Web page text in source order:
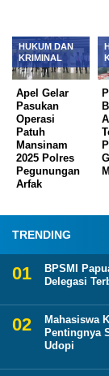
HUKUM DAN
KRIMINAL
Apel Gelar
Pasukan
Operasi
Patuh
Mansinam
2025 Polres
Pegunungan
Arfak
TRENDING
BPSMI
Delegasi
Mahasiswa
Pentingnya
Udopi